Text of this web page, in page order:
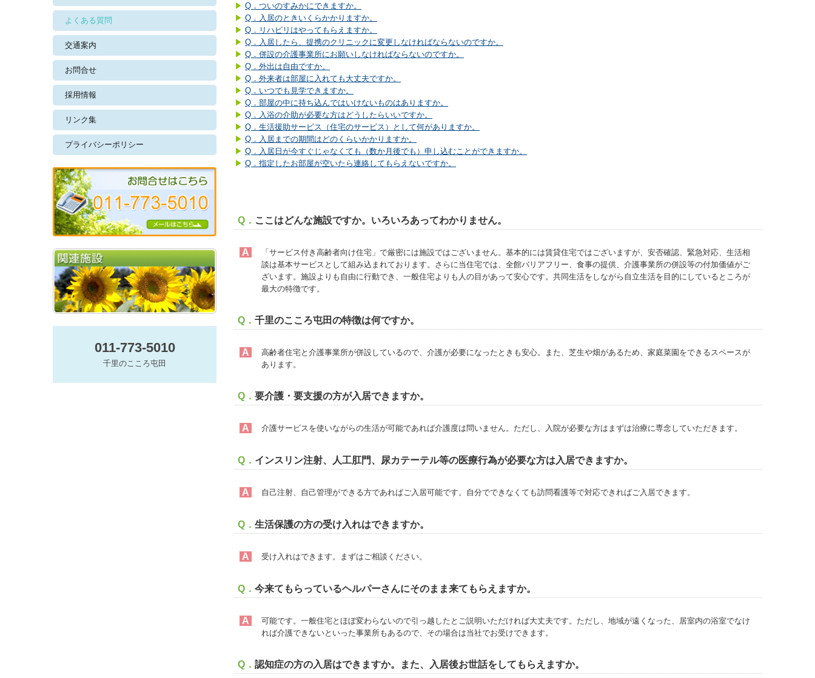
よくある質問
交通案内
お問合せ
採用情報
リンク集
プライバシーポリシー
011-773-5010
千里のこころ屯田
▶ Q．ついのすみかにできますか。
▶ Q．入居のときいくらかかりますか。
▶ Q．リハビリはやってもらえますか。
▶ Q．入居したら、提携のクリニックに変更しなければならないのですか。
▶ Q．併設の介護事業所にお願いしなければならないのですか。
▶ Q．外出は自由ですか。
▶ Q．外来者は部屋に入れても大丈夫ですか。
▶ Q．いつでも見学できますか。
▶ Q．部屋の中に持ち込んではいけないものはありますか。
▶ Q．入浴の介助が必要な方はどうしたらいいですか。
▶ Q．生活援助サービス（住宅のサービス）として何がありますか。
▶ Q．入居までの期間はどのくらいかかりますか。
▶ Q．入居日が今すぐじゃなくても（数か月後でも）申し込むことができますか。
▶ Q．指定したお部屋が空いたら連絡してもらえないですか。
Q． ここはどんな施設ですか。いろいろあってわかりません。
A
「サービス付き高齢者向け住宅」で厳密には施設ではございません。基本的には賃貸住宅ではございますが、安否確認、緊急対応、生活相
談は基本サービスとして組み込まれております。さらに当住宅では、全館バリアフリー、食事の提供、介護事業所の併設等の付加価値がご
ざいます。施設よりも自由に行動でき、一般住宅よりも人の目があって安心です。共同生活をしながら自立生活を目的にしているところが
最大の特徴です。
Q． 千里のこころ屯田の特徴は何ですか。
A
高齢者住宅と介護事業所が併設しているので、介護が必要になったときも安心。また、芝生や畑があるため、家庭菜園をできるスペースが
あります。
Q． 要介護・要支援の方が入居できますか。
A 介護サービスを使いながらの生活が可能であれば介護度は問いません。ただし、入院が必要な方はまずは治療に専念していただきます。
Q． インスリン注射、人工肛門、尿カテーテル等の医療行為が必要な方は入居できますか。
A 自己注射、自己管理ができる方であればご入居可能です。自分でできなくても訪問看護等で対応できればご入居できます。
Q． 生活保護の方の受け入れはできますか。
A 受け入れはできます。まずはご相談ください。
Q． 今来てもらっているヘルパーさんにそのまま来てもらえますか。
A
可能です。一般住宅とほぼ変わらないので引っ越したとご説明いただければ大丈夫です。ただし、地域が遠くなった、居室内の浴室でなけ
れば介護できないといった事業所もあるので、その場合は当社でお受けできます。
Q． 認知症の方の入居はできますか。また、入居後お世話をしてもらえますか。